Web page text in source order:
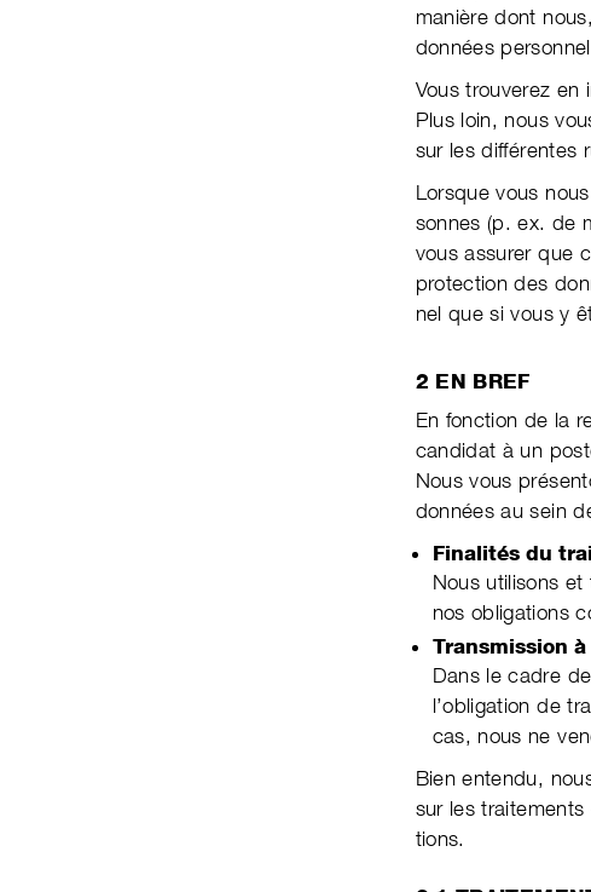
manière dont
don­nées
Vous trouverez en
Plus loin, nous
sur les diffé­rentes
Lorsque vous
son­nes (p. ex. de
vous assurer que
protec­tion des
nel que si vous y
2 EN BREF
En fonction de la
candidat à un
Nous vous
données au sein
Finalités du
Nous utilisons
nos obliga­tions
Transmission
Dans le cadre
l’obliga­tion de
cas, nous ne
Bien entendu,
sur les
tions.